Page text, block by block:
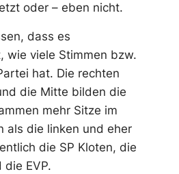
oder – eben nicht.
dass es
wie viele Stimmen bzw.
hat. Die rechten
die Mitte bilden die
mehr Sitze im
als die linken und eher
die SP Kloten, die
die EVP.